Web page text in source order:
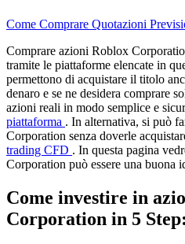
Come Comprare Quotazioni
Comprare azioni Roblox
tramite le piattaforme elencate in
permettono di acquistare il titolo
denaro e se ne desidera comprare
azioni reali in modo semplice e
piattaforma . In alternativa, si può
Corporation senza doverle
trading CFD . In questa pagina
Corporation può essere una buona
Come investire in
Corporation in 5 Step: